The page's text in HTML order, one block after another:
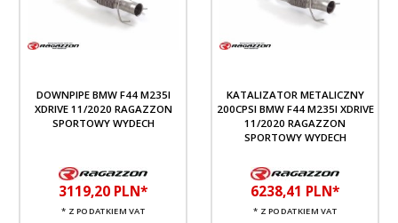
DOWNPIPE BMW F44 M235I
XDRIVE 11/2020 RAGAZZON
SPORTOWY WYDECH
3119,20 PLN*
* Z PODATKIEM VAT
KATALIZATOR METALICZNY
200CPSI BMW F44 M235I XDRIVE
11/2020 RAGAZZON
SPORTOWY WYDECH
6238,41 PLN*
* Z PODATKIEM VAT